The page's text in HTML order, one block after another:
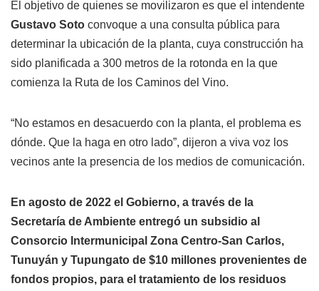
El objetivo de quienes se movilizaron es que el intendente
Gustavo Soto convoque a una consulta pública para
determinar la ubicación de la planta, cuya construcción ha
sido planificada a 300 metros de la rotonda en la que
comienza la Ruta de los Caminos del Vino.
“No estamos en desacuerdo con la planta, el problema es
dónde. Que la haga en otro lado”, dijeron a viva voz los
vecinos ante la presencia de los medios de comunicación.
En agosto de 2022 el Gobierno, a través de la
Secretaría de Ambiente entregó un subsidio al
Consorcio Intermunicipal Zona Centro-San Carlos,
Tunuyán y Tupungato de $10 millones provenientes de
fondos propios, para el tratamiento de los residuos